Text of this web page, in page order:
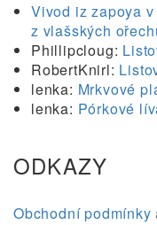
Vivod iz zapoya
z vlašských
Phillipcloug:
RobertKnirl:
lenka: Mrkvové
lenka: Pórkové
ODKAZY
Obchodní